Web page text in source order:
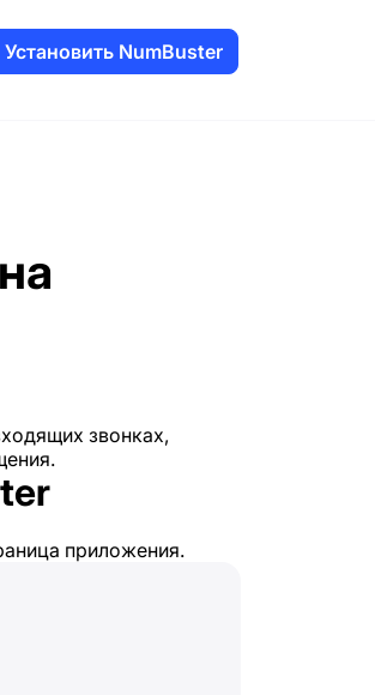
Установить NumBuster
звонках,
приложения.